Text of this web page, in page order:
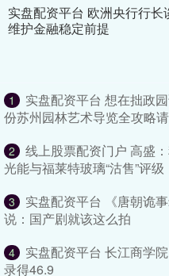
实盘配资平台 欧洲央行行长
维护金融稳定前提
1
实盘配资平台 想在拙政
份苏州园林艺术导览全攻略
2
线上股票配资门户 高盛
光能与福莱特玻璃“沽售”评级
3
实盘配资平台 《唐朝诡
说：国产剧就该这么拍
4
实盘配资平台 长江商学
录得46.9